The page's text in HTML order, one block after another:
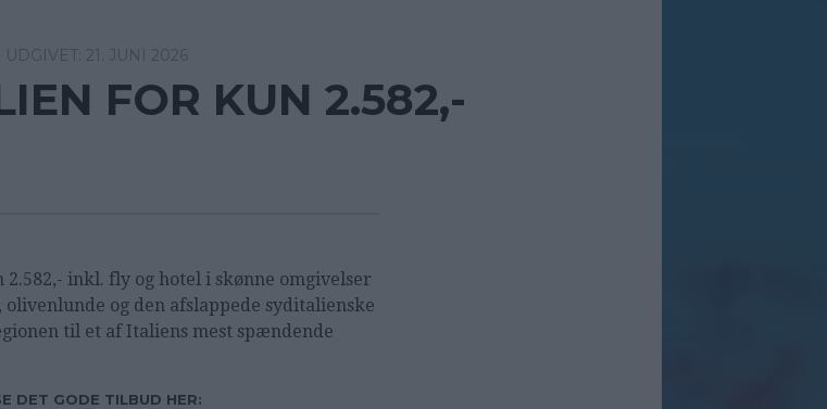
21. JUNI 2026
FOR KUN 2.582,-
inkl. fly og hotel i skønne omgivelser
og den afslappede syditalienske
til et af Italiens mest spændende
DET GODE TILBUD HER: